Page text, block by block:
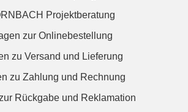
Projektberatung
zur Onlinebestellung
zu Versand und Lieferung
zu Zahlung und Rechnung
Rückgabe und Reklamation